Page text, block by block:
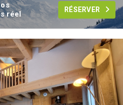
réel
RÉSERVER